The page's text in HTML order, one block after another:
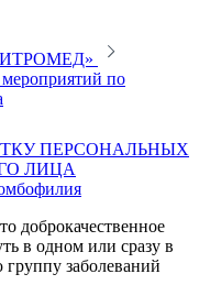
по
ПЕРСОНАЛЬНЫХ
ЛИЦА
доброкачественное
в одном или сразу в
заболеваний